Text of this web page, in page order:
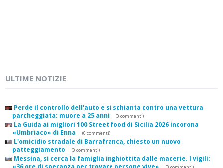
ULTIME NOTIZIE
Perde il controllo dell'auto e si schianta contro una vettura
parcheggiata: muore a 25 anni - (0 commenti)
La Guida ai migliori 100 Street food di Sicilia 2026 incorona
«Umbriaco» di Enna - (0 commenti)
L'omicidio stradale di Barrafranca, chiesto un nuovo
patteggiamento - (0 commenti)
Messina, si cerca la famiglia inghiottita dalle macerie. I vigili: